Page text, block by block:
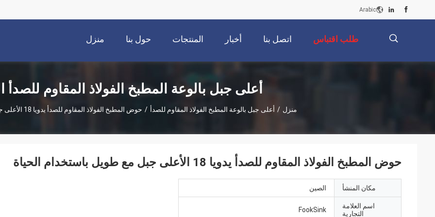
Arabic
منزل حول بنا المنتجات أخبار اتصل بنا طلب اقتباس
أعلى جبل بالوعة المطبخ الفولاذ المقاوم للصدأ
منزل / أعلى جبل بالوعة المطبخ الفولاذ المقاوم للصدأ / حوض المطبخ الفولاذ المقاوم للصدأ يدويا 18 الأعلى جبل مع طويل باستخدام الحياة
حوض المطبخ الفولاذ المقاوم للصدأ يدويا 18 الأعلى جبل مع طويل باستخدام الحياة
مكان المنشأ الصين
اسم العلامة
التجارية
FookSink